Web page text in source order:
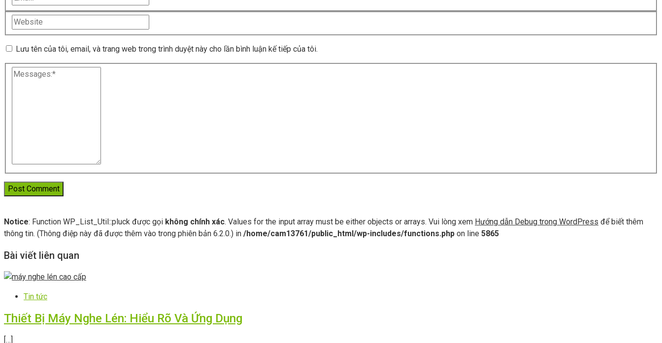
Lưu tên của tôi, email, và trang web trong trình duyệt này cho lần bình luận kế tiếp của tôi.
Notice: Function WP_List_Util::pluck được gọi không chính xác. Values for the input array must be either objects or arrays. Vui lòng xem Hướng dẫn Debug trong WordPress để biết thêm
thông tin. (Thông điệp này đã được thêm vào trong phiên bản 6.2.0.) in /home/cam13761/public_html/wp-includes/functions.php on line 5865
Bài viết liên quan
Tin tức
Thiết Bị Máy Nghe Lén: Hiểu Rõ Và Ứng Dụng
[…]